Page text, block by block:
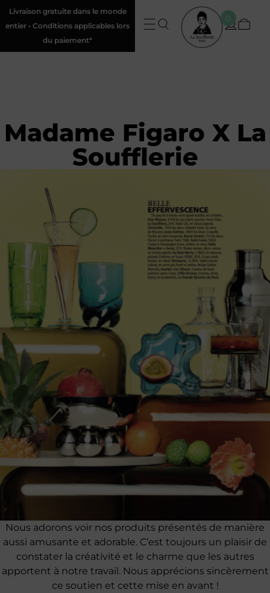
Livraison gratuite dans le monde
entier • Conditions applicables lors
du paiement*
0
Madame Figaro X La
Soufflerie
Nous adorons voir nos produits présentés de manière
aussi amusante et adorable. C’est toujours un plaisir de
constater la créativité et le charme que les autres
apportent à notre travail. Nous apprécions sincèrement
ce soutien et cette mise en avant !